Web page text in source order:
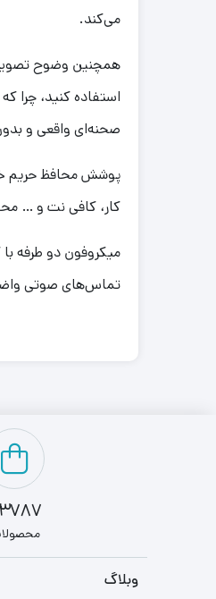
می‌کند.
همچنین وضوح تصویر
صحنه‌ای واقعی و
پوشش محافظ حریم
کار، کافی نت و …
تماس‌های صوتی واضح
3787+
وبلاگ